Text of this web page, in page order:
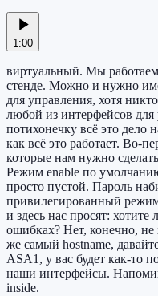
1:00
виртуальный. Мы
стенде. Можно и нужно
для управления, хотя
любой из интерфейсов
потихонечку всё это дело
как всё это работает. Во-
которые нам нужно
Режим enable по
просто пустой. Пароль
привилегированный
и здесь нас просят:
ошибках? Нет, конечно, не
же самый hostname,
ASA1, у вас будет как-то
наши интерфейсы.
inside.